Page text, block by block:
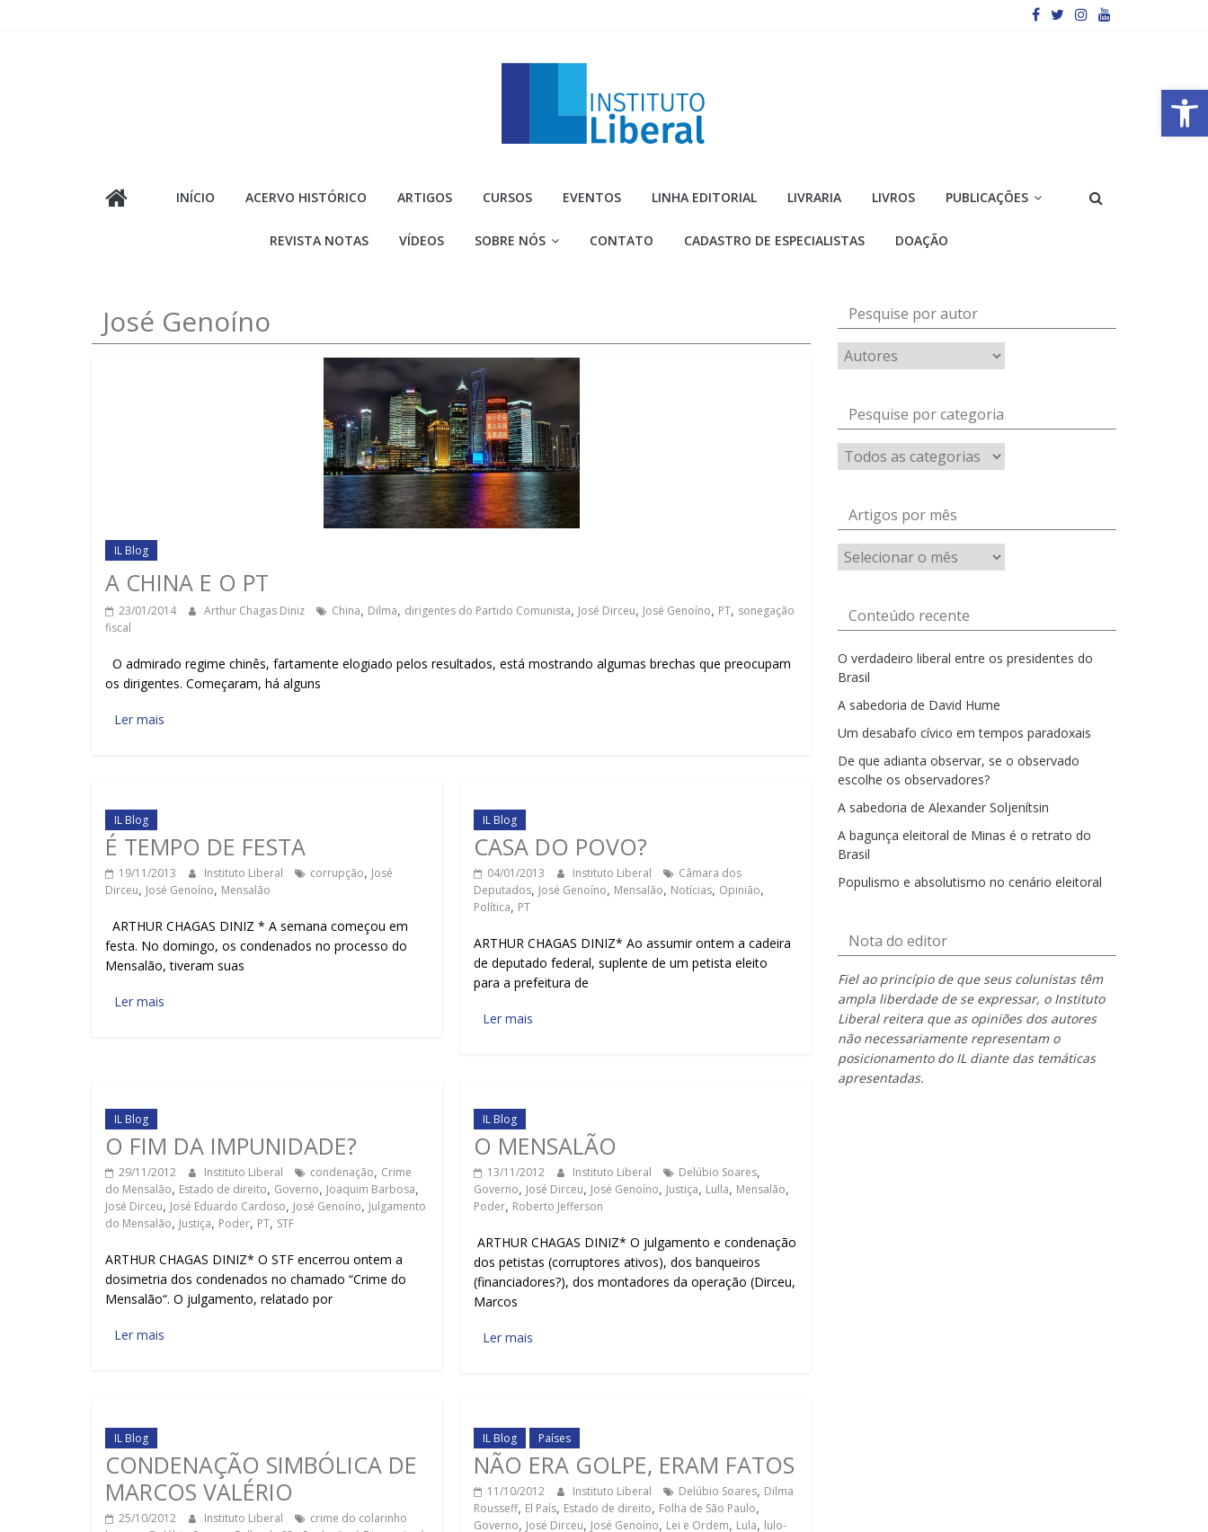
Barra de Ferramentas Aberta
Liberal
mais
importante
da
sociedade.
INÍCIO ACERVO HISTÓRICO ARTIGOS CURSOS EVENTOS LINHA EDITORIAL LIVRARIA LIVROS PUBLICAÇÕES
REVISTA NOTAS VÍDEOS SOBRE NÓS CONTATO CADASTRO DE ESPECIALISTAS DOAÇÃO
José Genoíno
IL Blog
A CHINA E O PT
23/01/2014 Arthur Chagas Diniz China, Dilma, dirigentes do Partido Comunista, José Dirceu, José Genoíno, PT, sonegação
fiscal
O admirado regime chinês, fartamente elogiado pelos resultados, está mostrando algumas brechas que preocupam
os dirigentes. Começaram, há alguns
Ler mais
IL Blog
É TEMPO DE FESTA
19/11/2013 Instituto Liberal corrupção, José
Dirceu, José Genoíno, Mensalão
ARTHUR CHAGAS DINIZ * A semana começou em
festa. No domingo, os condenados no processo do
Mensalão, tiveram suas
Ler mais
IL Blog
CASA DO POVO?
04/01/2013 Instituto Liberal
Câmara dos
Deputados, José Genoíno, Mensalão, Notícias, Opinião,
Política, PT
ARTHUR CHAGAS DINIZ* Ao assumir ontem a cadeira
de deputado federal, suplente de um petista eleito
para a prefeitura de
Ler mais
IL Blog
O FIM DA IMPUNIDADE?
29/11/2012 Instituto Liberal condenação, Crime
do Mensalão, Estado de direito, Governo, Joaquim Barbosa,
José Dirceu, José Eduardo Cardoso, José Genoíno, Julgamento
do Mensalão, Justiça, Poder, PT, STF
ARTHUR CHAGAS DINIZ* O STF encerrou ontem a
dosimetria dos condenados no chamado “Crime do
Mensalão“. O julgamento, relatado por
Ler mais
IL Blog
O MENSALÃO
13/11/2012 Instituto Liberal Delúbio Soares,
Governo, José Dirceu, José Genoíno, Justiça, Lulla, Mensalão,
Poder, Roberto Jefferson
ARTHUR CHAGAS DINIZ* O julgamento e condenação
dos petistas (corruptores ativos), dos banqueiros
(financiadores?), dos montadores da operação (Dirceu,
Marcos
Ler mais
IL Blog
CONDENAÇÃO SIMBÓLICA DE
MARCOS VALÉRIO
25/10/2012 Instituto Liberal
crime do colarinho
IL Blog Países
NÃO ERA GOLPE, ERAM FATOS
11/10/2012 Instituto Liberal Delúbio Soares, Dilma
Rousseff, El País, Estado de direito, Folha de São Paulo,
Governo, José Dirceu, José Genoíno, Lei e Ordem, Lula, lulo-
Pesquise por autor
Pesquise por categoria
Artigos por mês
Artigos
por
Conteúdo recente
O verdadeiro liberal entre os presidentes do
Brasil
A sabedoria de David Hume
Um desabafo cívico em tempos paradoxais
De que adianta observar, se o observado
escolhe os observadores?
A sabedoria de Alexander Soljenítsin
A bagunça eleitoral de Minas é o retrato do
Brasil
Populismo e absolutismo no cenário eleitoral
Nota do editor
Fiel ao princípio de que seus colunistas têm
ampla liberdade de se expressar, o Instituto
Liberal reitera que as opiniões dos autores
não necessariamente representam o
posicionamento do IL diante das temáticas
apresentadas.